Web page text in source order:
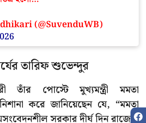
(@SuvenduWB)
তারিফ শুভেন্দুর
তাঁর পোস্টে মুখ্যমন্ত্রী মমতা
করে জানিয়েছেন যে, “মমতা
সরকার দীর্ঘ দিন রাজ্যের